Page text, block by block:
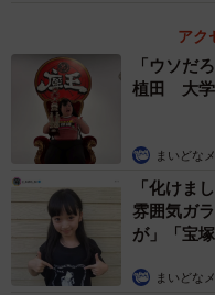
アク
「ウソだ
植田 大学
まいどな
「化けま
雰囲気ガ
が」「宝
まいどな